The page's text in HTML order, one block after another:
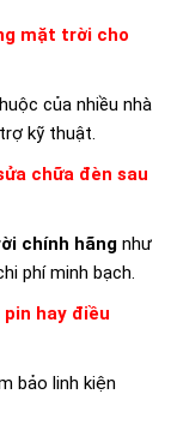
mặt trời cho
của nhiều nhà
kỹ thuật.
chữa đèn sau
chính hãng như
phí minh bạch.
hay điều
bảo linh kiện